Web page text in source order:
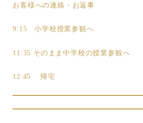
お客様への連絡・お返事
9:15 小学校授業参観へ
11:35 そのまま中学校の授業参観へ
12:45 帰宅